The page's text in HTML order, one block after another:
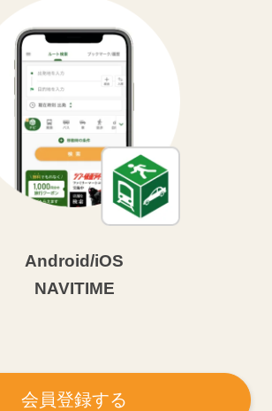
Android/iOS
NAVITIME
会員登録する